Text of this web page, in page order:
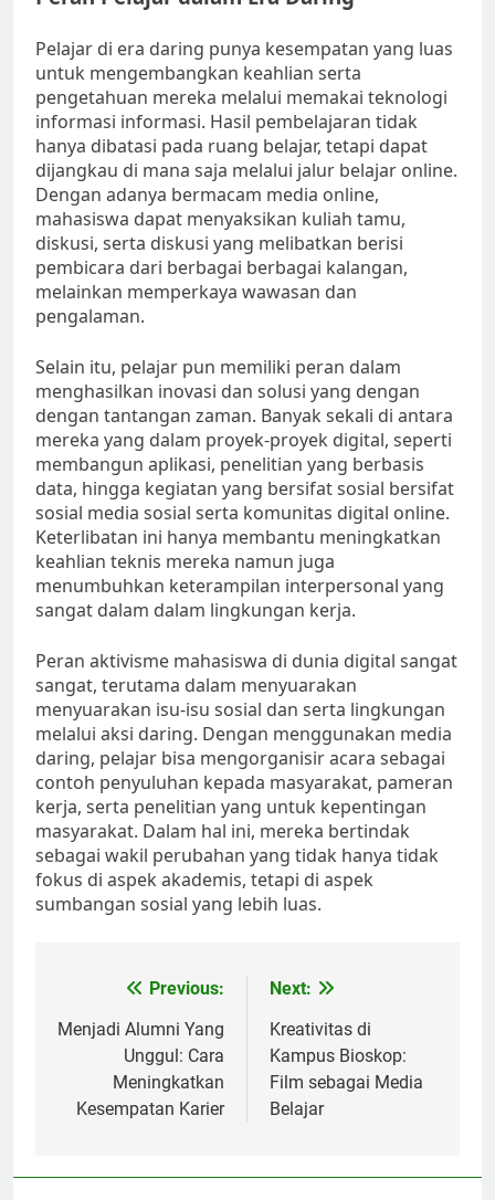
Pelajar di era daring punya kesempatan yang luas
untuk mengembangkan keahlian serta
pengetahuan mereka melalui memakai teknologi
informasi informasi. Hasil pembelajaran tidak
hanya dibatasi pada ruang belajar, tetapi dapat
dijangkau di mana saja melalui jalur belajar online.
Dengan adanya bermacam media online,
mahasiswa dapat menyaksikan kuliah tamu,
diskusi, serta diskusi yang melibatkan berisi
pembicara dari berbagai berbagai kalangan,
melainkan memperkaya wawasan dan
pengalaman.
Selain itu, pelajar pun memiliki peran dalam
menghasilkan inovasi dan solusi yang dengan
dengan tantangan zaman. Banyak sekali di antara
mereka yang dalam proyek-proyek digital, seperti
membangun aplikasi, penelitian yang berbasis
data, hingga kegiatan yang bersifat sosial bersifat
sosial media sosial serta komunitas digital online.
Keterlibatan ini hanya membantu meningkatkan
keahlian teknis mereka namun juga
menumbuhkan keterampilan interpersonal yang
sangat dalam dalam lingkungan kerja.
Peran aktivisme mahasiswa di dunia digital sangat
sangat, terutama dalam menyuarakan
menyuarakan isu-isu sosial dan serta lingkungan
melalui aksi daring. Dengan menggunakan media
daring, pelajar bisa mengorganisir acara sebagai
contoh penyuluhan kepada masyarakat, pameran
kerja, serta penelitian yang untuk kepentingan
masyarakat. Dalam hal ini, mereka bertindak
sebagai wakil perubahan yang tidak hanya tidak
fokus di aspek akademis, tetapi di aspek
sumbangan sosial yang lebih luas.
navigation
Previous:
Menjadi Alumni Yang
Unggul: Cara
Meningkatkan
Kesempatan Karier
Next:
Kreativitas di
Kampus Bioskop:
Film sebagai Media
Belajar